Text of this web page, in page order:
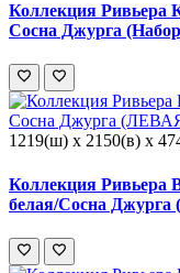
Коллекция Ривьера
Сосна Джурга
1219(ш) x 2150(в) x
Коллекция Ривьера
белая/Сосна